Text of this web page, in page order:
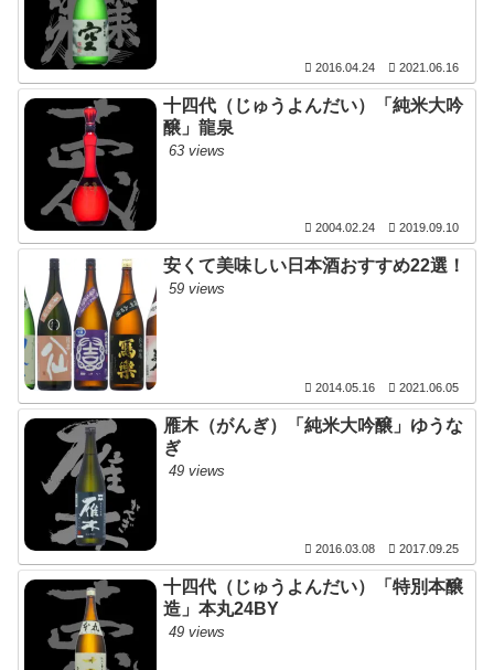
2016.04.24 2021.06.16
十四代（じゅうよんだい）「純米大吟
醸」龍泉
63 views
2004.02.24 2019.09.10
安くて美味しい日本酒おすすめ22選！
59 views
2014.05.16 2021.06.05
雁木（がんぎ）「純米大吟醸」ゆうな
ぎ
49 views
2016.03.08 2017.09.25
十四代（じゅうよんだい）「特別本醸
造」本丸24BY
49 views